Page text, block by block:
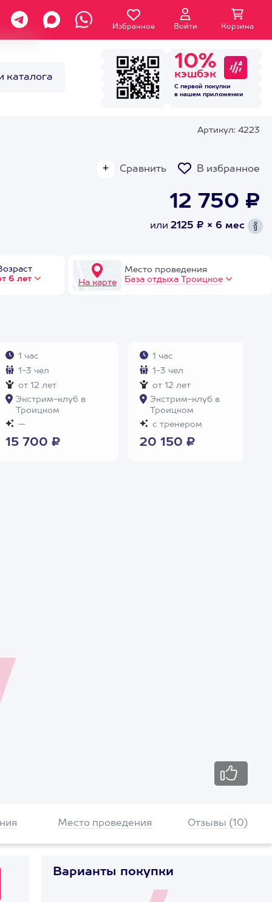
Избранное Войти Корзина
каталога
10%
кэшбэк
С первой покупки
в нашем приложении
Артикул: 4223
Сравнить В избранное
12 750 ₽
или 2125 ₽ × 6 мес
6 лет
На карте
Место проведения
База отдыха Троицкое
1 час
1-3 чел
от 12 лет
Экстрим-клуб в
Троицком
—
15 700 ₽
1 час
1-3 чел
от 12 лет
Экстрим-клуб в
Троицком
с тренером
20 150 ₽
Место проведения Отзывы (10)
Варианты покупки